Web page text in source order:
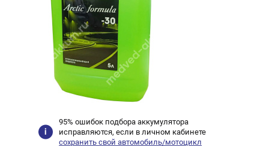
95% ошибок подбора аккумулятора
исправляются, если в личном кабинете
сохранить свой автомобиль/мотоцикл